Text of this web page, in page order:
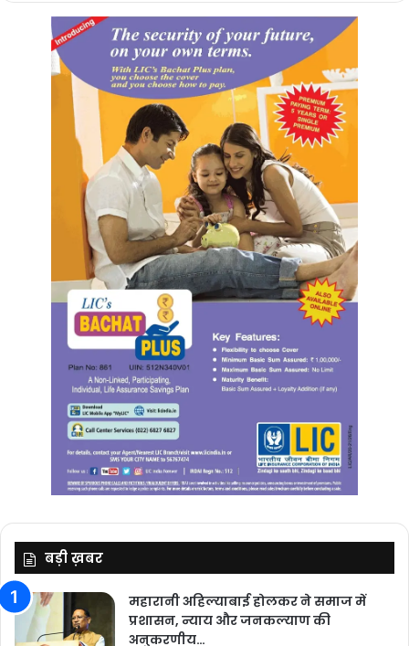
बड़ी ख़बर
महारानी अहिल्याबाई होलकर ने समाज में
प्रशासन, न्याय और जनकल्याण की
अनुकरणीय…